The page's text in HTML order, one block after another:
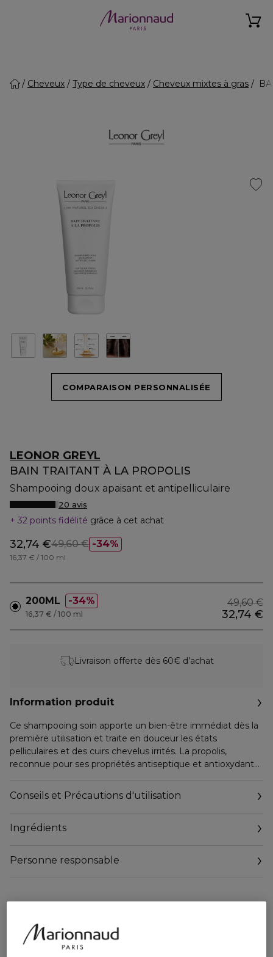
Cheveux Type de cheveux Cheveux mixtes à gras
COMPARAISON PERSONNALISÉE
LEONOR GREYL
BAIN TRAITANT À LA PROPOLIS
Shampooing doux apaisant et antipelliculaire
20 avis
32 points fidélité grâce à cet achat
34%
32,74 €49,60 €
16,37 € / 100 ml
200ML 34% 49,60 €
32,74 €
16,37 € / 100 ml
Livraison offerte dès 60€ d’achat
Information produit
Ce shampooing soin apporte un bien-être immédiat dès la
première utilisation et traite en douceur les états
pelliculaires et des cuirs chevelus irrités. La propolis,
reconnue pour ses propriétés antiseptique et antioxydante,
une excellente hygiène du cuir chevelu. Il prévient le
développement de la flore microbienne responsable des
chevelu apaisé avec une douce odeur florale d'ylang-ylang.
sensibles, permet une utilisation quotidienne si nécessaire.
Conseils et Précautions d'utilisation
Ingrédients
Personne responsable